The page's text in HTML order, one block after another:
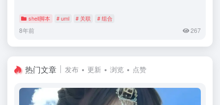
shell脚本 # uml # 关联 # 组合
8年前 267
热门文章 发布 更新 浏览 点赞